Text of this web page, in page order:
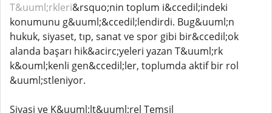
T&uuml;rkleri&rsquo;nin toplum i&ccedil;indeki
konumunu g&uuml;&ccedil;lendirdi. Bug&uuml;n
hukuk, siyaset, tıp, sanat ve spor gibi bir&ccedil;ok
alanda başarı hik&acirc;yeleri yazan T&uuml;rk
k&ouml;kenli gen&ccedil;ler, toplumda aktif bir rol
&uuml;stleniyor.
Siyasi ve K&uuml;lt&uuml;rel Temsil